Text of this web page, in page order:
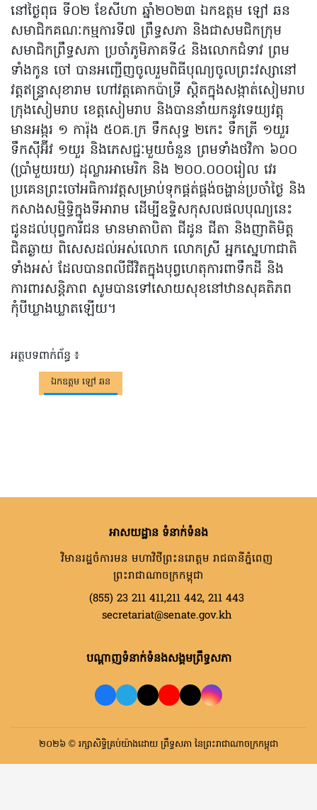
នៅថ្ងៃពុធ ទី០២ ខែសីហា ឆ្នាំ២០២៣ ឯកឧត្តម ឡៅ ឆន
សមាជិកគណៈកម្មការទី៧ ព្រឹទ្ធសភា និងជាសមជិកក្រុម
សមាជិកព្រឹទ្ធសភា ប្រចាំភូមិភាគទី៤ និងលោកជំទាវ ព្រម
ទាំងកូន ចៅ បានអញ្ជើញចូលរួមពិធីបុណ្យចូលព្រះវស្សានៅ
វត្តឥន្ទ្រាសុខារាម ហៅវត្តគោកប៉ាទ្រី ស្តិតក្នុងសង្កាត់សៀមរាប
ក្រុងសៀមរាប ខេត្តសៀមរាប និងបាននាំយកនូវទេយ្យវត្ដុ
មានអង្ករ ១ ការ៉ុង ៥០គ.ក្រ ទឹកសុទ្ធ ២កេះ ទឹកត្រី ១យួរ
ទឹកស៊ីអ៊ីវ ១យួរ និងភេសជ្ជៈមួយចំនួន ព្រមទាំងថវិកា ៦០០
(ប្រាំមួយរយ) ដុល្លារអាមេរិក និង ២០០.០០០រៀល វេរ
ប្រគេនព្រះចៅអធិការវត្តសម្រាប់ទុកផ្គត់ផ្គង់ចង្ហាន់ប្រចាំថ្ងៃ និង
កសាងសម្មិទ្ធិក្នុងទីអារាម ដើម្បីឧទិ្ទសកុសលផលបុណ្យនេះ
ជូនដល់បុព្វការីជន មានមាតាបិតា ជីដូន ជីតា និងញាតិមិត្ត
ជិតឆ្ងាយ ពិសេសដល់អស់លោក លោកស្រី អ្នកស្នេហាជាតិ
ទាំងអស់ ដែលបានពលីជីវិតក្នុងបុព្វហេតុការពាទឹកដី និង
ការពារសន្តិភាព សូមបានទៅសោយសុខនៅឋានសុគតិភព
កុំបីឃ្លាងឃ្លាតឡើយ។
អត្ថបទពាក់ព័ន្ធ ៖
ឯកឧត្តម ឡៅ​ ឆន
អាសយដ្ឋាន ទំនាក់ទំនង
វិមានរដ្ឋចំការមន មហាវិថីព្រះនរោត្តម រាជធានីភ្នំពេញ
ព្រះរាជាណាចក្រកម្ពុជា
(855) 23 211 411,211 442, 211 443
secretariat@senate.gov.kh
បណ្តាញទំនាក់ទំនងសង្គមព្រឹទ្ធសភា
២០២៦ © រក្សាសិទ្ធិគ្រប់យ៉ាងដោយ ព្រឹទ្ធសភា នៃព្រះរាជាណាចក្រកម្ពុជា